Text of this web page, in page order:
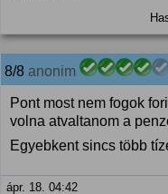
8/8 anonim
Pont most nem fogok
volna atvaltanom a
Egyebkent sincs több
ápr. 18. 04:42